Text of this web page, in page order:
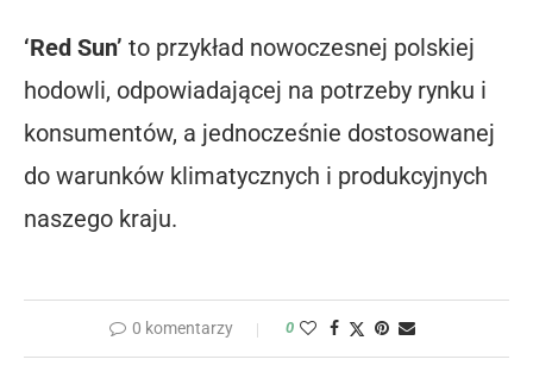
‘Red Sun’ to przykład nowoczesnej polskiej
hodowli, odpowiadającej na potrzeby rynku i
konsumentów, a jednocześnie dostosowanej
do warunków klimatycznych i produkcyjnych
naszego kraju.
0 komentarzy 0